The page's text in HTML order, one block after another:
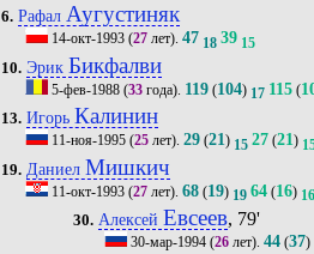
6. Рафал Аугустиняк
14-окт-1993(27лет). 47 18 39 15
10. Эрик Бикфалви
5-фев-1988(33года). 119(104) 17 115(
13. Игорь Калинин
11-ноя-1995(25лет). 29(21) 15 27(21)
19. Даниел Мишкич
11-окт-1993(27лет). 68(19) 19 64(16) 16
30. Алексей Евсеев, 79'
30-мар-1994 (26 лет).44 (37)